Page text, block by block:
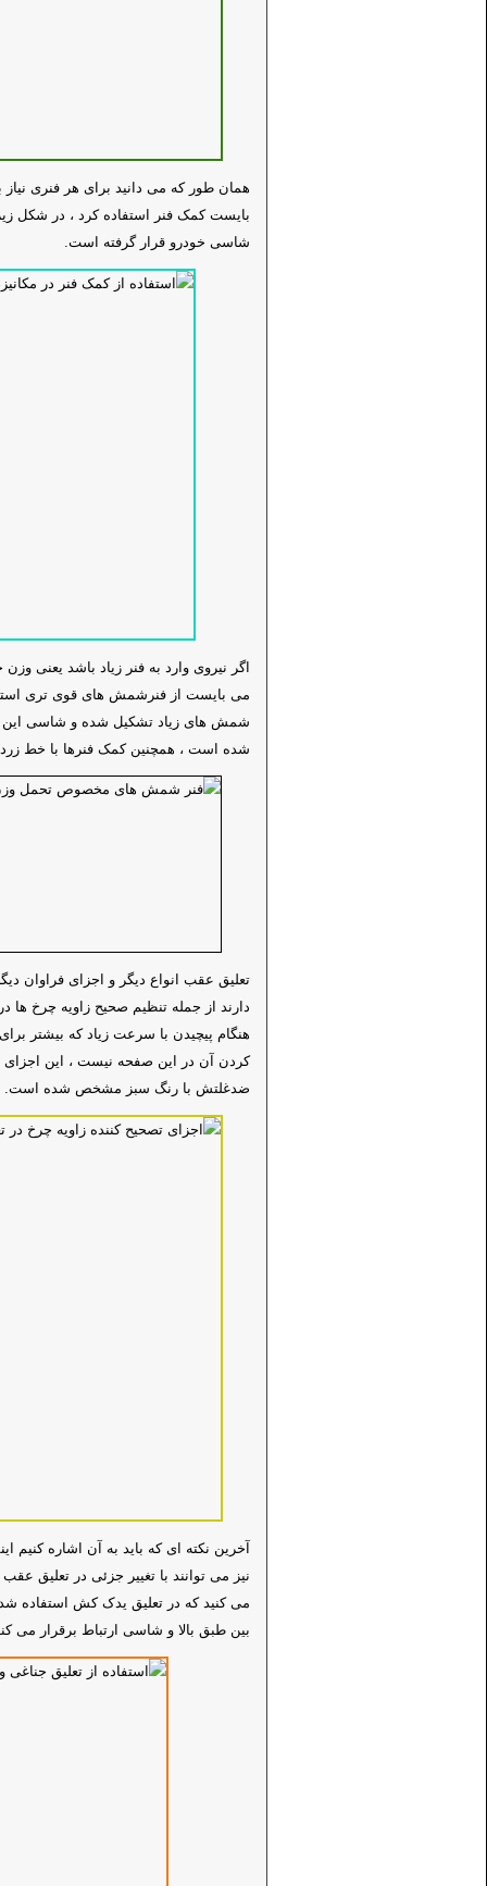
همان طور که می دانید برای هر فنری
بایست کمک فنر استفاده کرد ، در شکل
شاسی خودرو قرار گرفته است.
اگر نیروی وارد به فنر زیاد باشد یعنی
می بایست از فنرشمش های قوی تری
شمش های زیاد تشکیل شده و شاسی این
شده است ، همچنین کمک فنرها با خط
تعلیق عقب انواع دیگر و اجزای فراوان
دارند از جمله تنظیم صحیح زاویه چرخ ها
هنگام پیچیدن با سرعت زیاد که بیشتر
کردن آن در این صفحه نیست ، این اجزای
ضدغلتش با رنگ سبز مشخص شده است.
آخرین نکته ای که باید به آن اشاره
نیز می توانند با تغییر جزئی در تعلیق
می کنید که در تعلیق یدک کش استفاده
بین طبق بالا و شاسی ارتباط برقرار می